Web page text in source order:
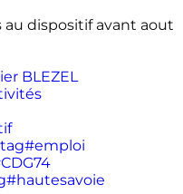
au dispositif avant aout
BLEZEL